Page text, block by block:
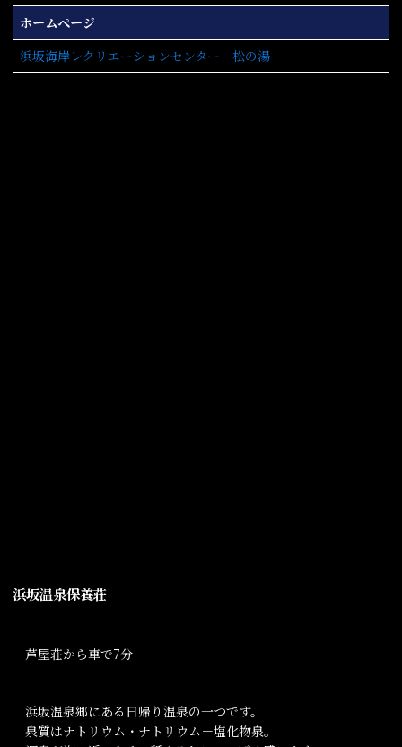
ホームページ
浜坂海岸レクリエーションセンター 松の湯
浜坂温泉保養荘
芦屋荘から車で7分
浜坂温泉郷にある日帰り温泉の一つです。
泉質はナトリウム・ナトリウム－塩化物泉。